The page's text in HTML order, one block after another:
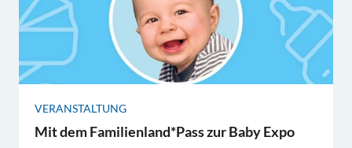
VERANSTALTUNG
Mit dem Familienland*Pass zur Baby Expo